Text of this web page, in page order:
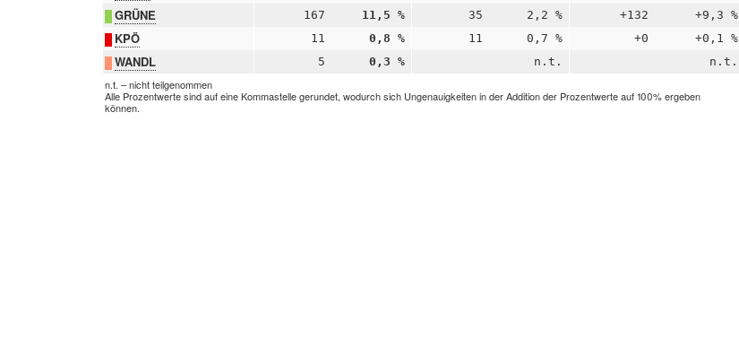
GRÜNE 167 11,5 % 35 2,2 % +132 +9,3 %
KPÖ 11 0,8 % 11 0,7 % +0 +0,1 %
WANDL 5 0,3 % n.t. n.t.
n.t. – nicht teilgenommen
Alle Prozentwerte sind auf eine Kommastelle gerundet, wodurch sich Ungenauigkeiten in der Addition der Prozentwerte auf 100% ergeben
können.